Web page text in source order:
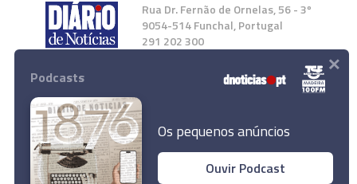
Rua Dr. Fernão de Ornelas, 56 - 3º
9054-514 Funchal, Portugal
291 202 300
Instale a nossa App
Podcasts
Os pequenos anúncios
Ouvir Podcast
×